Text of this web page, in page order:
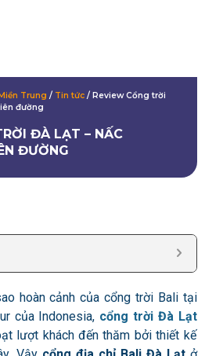
Trung / Tin tức / Review Cổng trời
đường
ĐÀ LẠT – NẤC
ĐƯỜNG
hoàn cảnh của cổng trời Bali tại
của Indonesia, cổng trời Đà Lạt
lượt khách đến thăm bởi thiết kế